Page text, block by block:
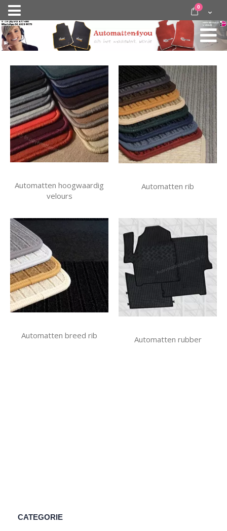
Nav
activeren
door
inhoud
Cart
0 items
Automatten hoogwaardig
velours
Automatten rib
Automatten breed rib Automatten rubber
CATEGORIE